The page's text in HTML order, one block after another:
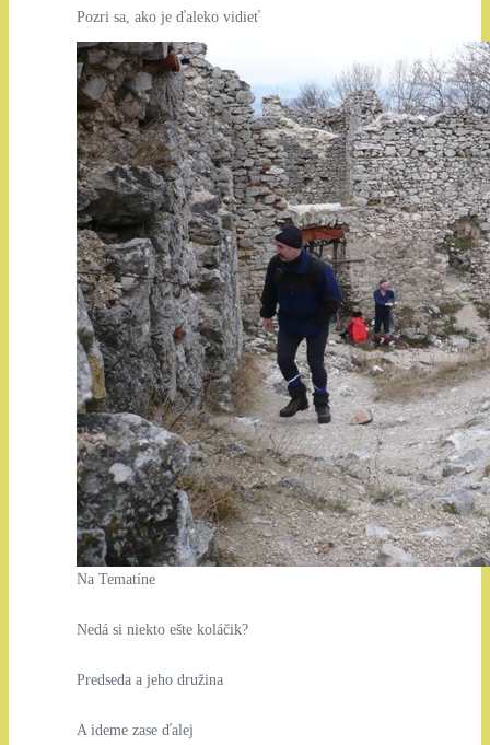
Pozri sa, ako je ďaleko vidieť
Na Tematíne
Nedá si niekto ešte koláčik?
Predseda a jeho družina
A ideme zase ďalej